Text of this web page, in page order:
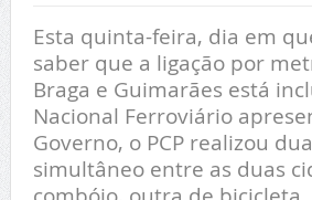
Esta quinta-feira, dia em
saber que a ligação por
Braga e Guimarães está
Nacional Ferroviário
Governo, o PCP realizou
simultâneo entre as duas